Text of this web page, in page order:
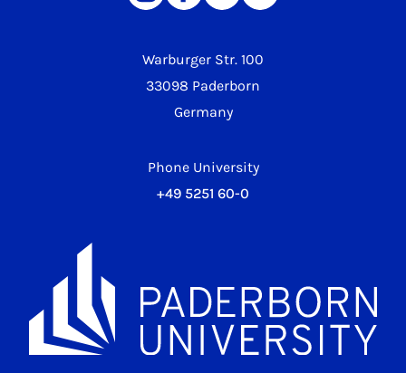
Warburger Str. 100
33098 Paderborn
Germany
Phone University
+49 5251 60-0